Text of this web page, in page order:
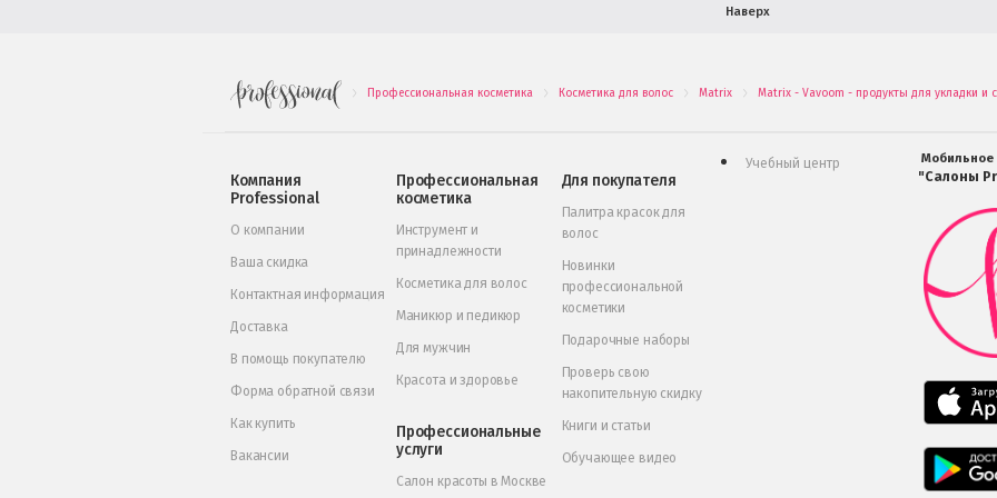
Наверх
Профессиональная косметика Косметика для волос Matrix Matrix - Vavoom - продукты для укладки и
Компания
Professional
О компании
Ваша скидка
Контактная информация
Доставка
В помощь покупателю
Форма обратной связи
Как купить
Вакансии
Профессиональная
косметика
Инструмент и
принадлежности
Косметика для волос
Маникюр и педикюр
Для мужчин
Красота и здоровье
Профессиональные
услуги
Салон красоты в Москве
Для покупателя
Палитра красок для
волос
Новинки
профессиональной
косметики
Подарочные наборы
Проверь свою
накопительную скидку
Книги и статьи
Обучающее видео
Учебный центр Мобильное
"Салоны